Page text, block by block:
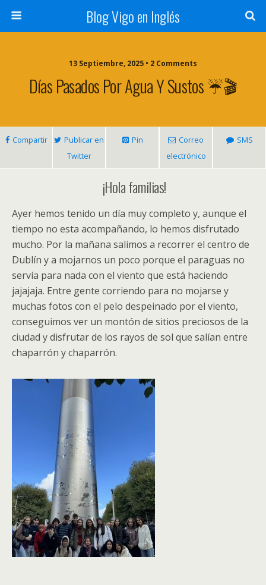
Blog Vigo en Inglés
13 Septiembre, 2025 • 2 Comments
Días Pasados Por Agua Y Sustos ☔🎬
Compartir
Publicar en
Twitter
Pin
Correo
electrónico
SMS
¡Hola familias!
Ayer hemos tenido un día muy completo y, aunque el
tiempo no esta acompañando, lo hemos disfrutado
mucho. Por la mañana salimos a recorrer el centro de
Dublín y a mojarnos un poco porque el paraguas no
servía para nada con el viento que está haciendo
jajajaja. Entre gente corriendo para no mojarse y
muchas fotos con el pelo despeinado por el viento,
conseguimos ver un montón de sitios preciosos de la
ciudad y disfrutar de los rayos de sol que salían entre
chaparrón y chaparrón.